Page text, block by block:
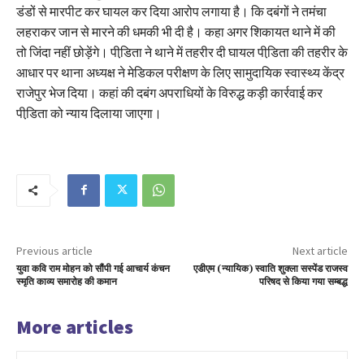
डंडों से मारपीट कर घायल कर दिया आरोप लगाया है। कि दबंगों ने तमंचा
लहराकर जान से मारने की धमकी भी दी है। कहा अगर शिकायत थाने में की
तो जिंदा नहीं छोड़ेंगे। पीडि़ता ने थाने में तहरीर दी घायल पीडि़ता की तहरीर के
आधार पर थाना अध्यक्ष ने मेडिकल परीक्षण के लिए सामुदायिक स्वास्थ्य केंद्र
राजेपुर भेज दिया। कहां की दबंग अपराधियों के विरुद्ध कड़ी कार्रवाई कर
पीडि़ता को न्याय दिलाया जाएगा।
Previous article
युवा कवि राम मोहन को सौंपी गई आचार्य कंचन
स्मृति काव्य समारोह की कमान
Next article
एडीएम (न्यायिक) स्वाति शुक्ला सस्पेंड राजस्व
परिषद से किया गया सम्बद्ध
More articles